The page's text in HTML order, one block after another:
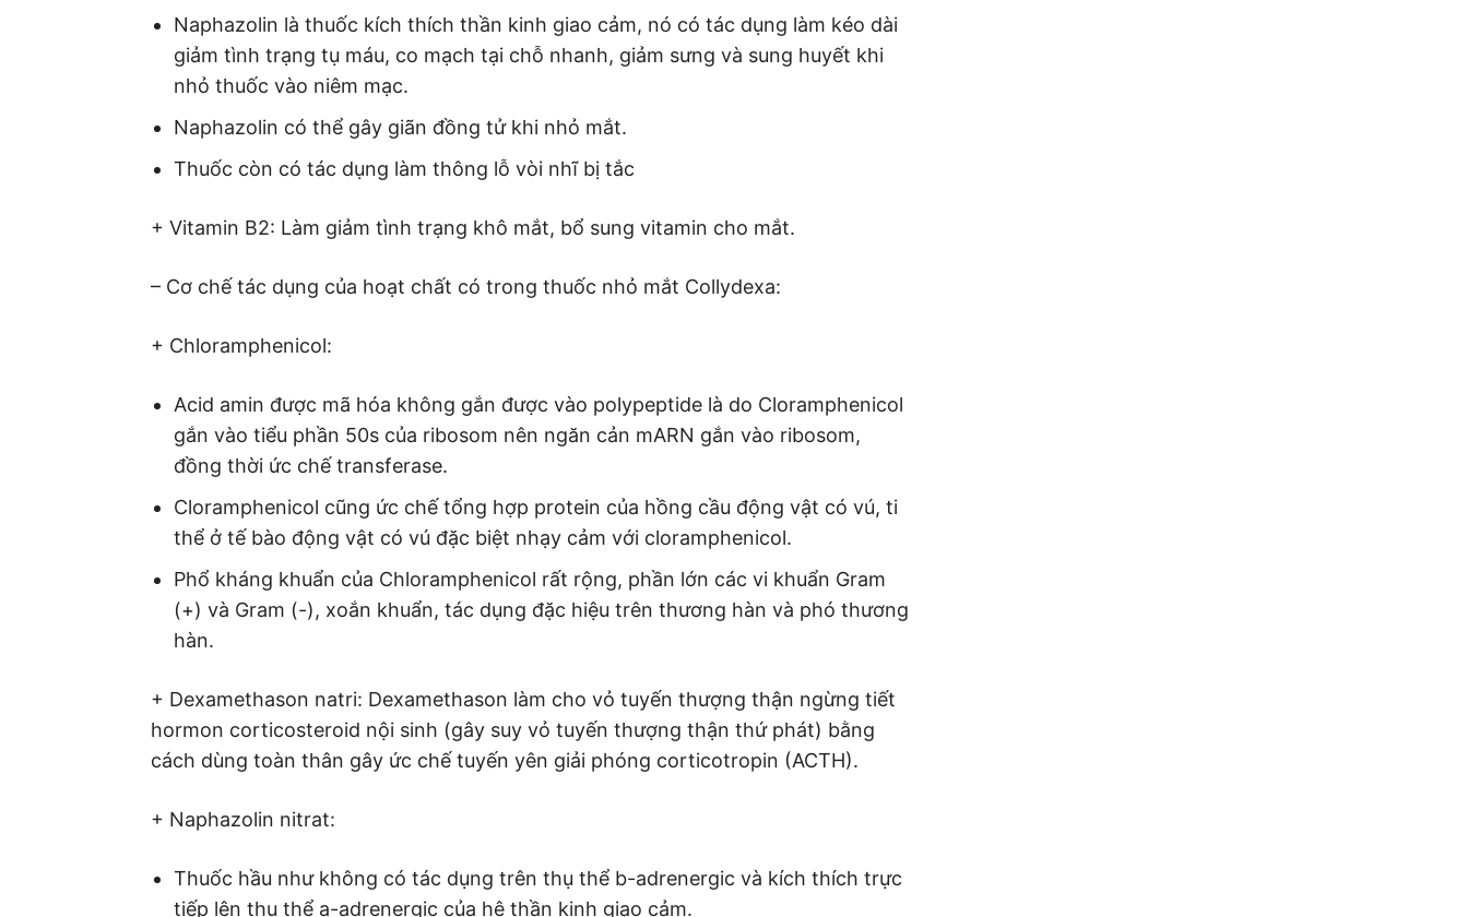
Naphazolin là thuốc kích thích thần kinh giao cảm, nó có tác dụng làm kéo dài
giảm tình trạng tụ máu, co mạch tại chỗ nhanh, giảm sưng và sung huyết khi
nhỏ thuốc vào niêm mạc.
Naphazolin có thể gây giãn đồng tử khi nhỏ mắt.
Thuốc còn có tác dụng làm thông lỗ vòi nhĩ bị tắc
+ Vitamin B2: Làm giảm tình trạng khô mắt, bổ sung vitamin cho mắt.
– Cơ chế tác dụng của hoạt chất có trong thuốc nhỏ mắt Collydexa:
+ Chloramphenicol:
Acid amin được mã hóa không gắn được vào polypeptide là do Cloramphenicol
gắn vào tiểu phần 50s của ribosom nên ngăn cản mARN gắn vào ribosom,
đồng thời ức chế transferase.
Cloramphenicol cũng ức chế tổng hợp protein của hồng cầu động vật có vú, ti
thể ở tế bào động vật có vú đặc biệt nhạy cảm với cloramphenicol.
Phổ kháng khuẩn của Chloramphenicol rất rộng, phần lớn các vi khuẩn Gram
(+) và Gram (-), xoắn khuẩn, tác dụng đặc hiệu trên thương hàn và phó thương
hàn.
+ Dexamethason natri: Dexamethason làm cho vỏ tuyến thượng thận ngừng tiết
hormon corticosteroid nội sinh (gây suy vỏ tuyến thượng thận thứ phát) bằng
cách dùng toàn thân gây ức chế tuyến yên giải phóng corticotropin (ACTH).
+ Naphazolin nitrat:
Thuốc hầu như không có tác dụng trên thụ thể b-adrenergic và kích thích trực
tiếp lên thụ thể a-adrenergic của hệ thần kinh giao cảm.